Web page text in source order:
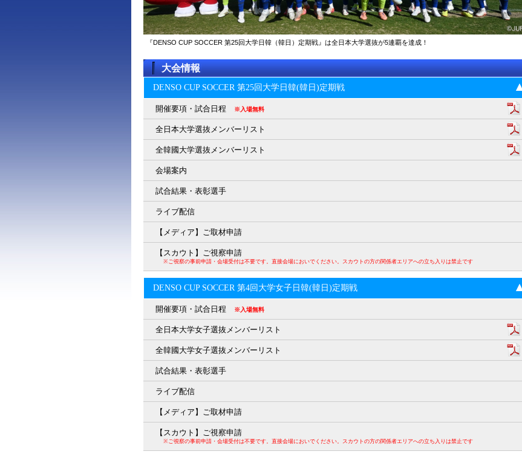
『DENSO CUP SOCCER 第25回大学日韓（韓日）定期戦』は全日本大学選抜が5連覇を達成！
大会情報
DENSO CUP SOCCER 第25回大学日韓(韓日)定期戦
開催要項・試合日程 ※入場無料
全日本大学選抜メンバーリスト
全韓國大学選抜メンバーリスト
会場案内
試合結果・表彰選手
ライブ配信
【メディア】ご取材申請
【スカウト】ご視察申請
※ご視察の事前申請・会場受付は不要です。直接会場においでください。スカウトの方の関係者エリアへの立ち入りは禁止です
DENSO CUP SOCCER 第4回大学女子日韓(韓日)定期戦
開催要項・試合日程 ※入場無料
全日本大学女子選抜メンバーリスト
全韓國大学女子選抜メンバーリスト
試合結果・表彰選手
ライブ配信
【メディア】ご取材申請
【スカウト】ご視察申請
※ご視察の事前申請・会場受付は不要です。直接会場においでください。スカウトの方の関係者エリアへの立ち入りは禁止です